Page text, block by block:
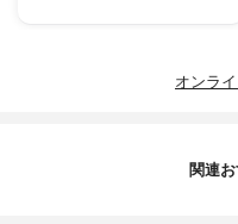
オンラ
関連